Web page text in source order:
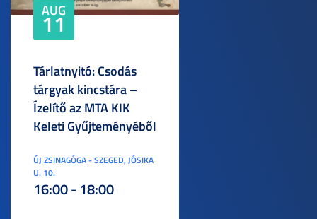
AUG
11
Tárlatnyitó: Csodás
tárgyak kincstára –
Ízelítő az MTA KIK
Keleti Gyűjteményéből
ÚJ ZSINAGÓGA - SZEGED, JÓSIKA
U. 10.
16:00 - 18:00